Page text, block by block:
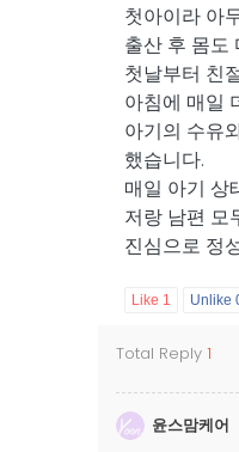
첫아이라 아
출산 후 몸도
첫날부터 친
아침에 매일
아기의 수유
했습니다.
매일 아기 상
저랑 남편 모
진심으로 정
Like 1 Unlike
Total Reply1
윤스맘케어